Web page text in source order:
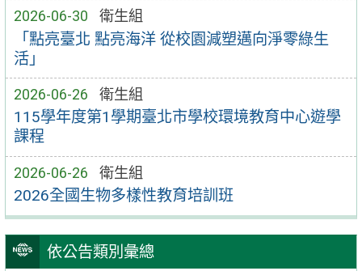
2026-06-30 衛生組
「點亮臺北 點亮海洋 從校園減塑邁向淨零綠生
活」
2026-06-26 衛生組
115學年度第1學期臺北市學校環境教育中心遊學
課程
2026-06-26 衛生組
2026全國生物多樣性教育培訓班
依公告類別彙總